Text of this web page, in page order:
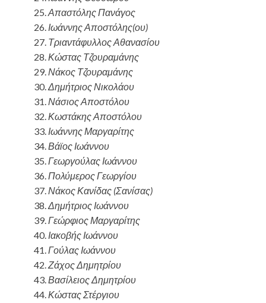
Απαστόλης Πανάγος
Ιωάννης Αποστόλης(ου)
Τριαντάφυλλος Αθανασίου
Κώστας Τζουραμάνης
Νάκος Τζουραμάνης
Δημήτριος Νικολάου
Νάσιος Αποστόλου
Κωστάκης Αποστόλου
Ιωάννης Μαργαρίτης
Βάϊος Ιωάννου
Γεωργούλας Ιωάννου
Πολύμερος Γεωργίου
Νάκος Κανίδας (Σανίσας)
Δημήτριος Ιωάννου
Γεώρφιος Μαργαρίτης
Ιακοβής Ιωάννου
Γούλας Ιωάννου
Ζάχος Δημητρίου
Βασίλειος Δημητρίου
Κώστας Στέργιου